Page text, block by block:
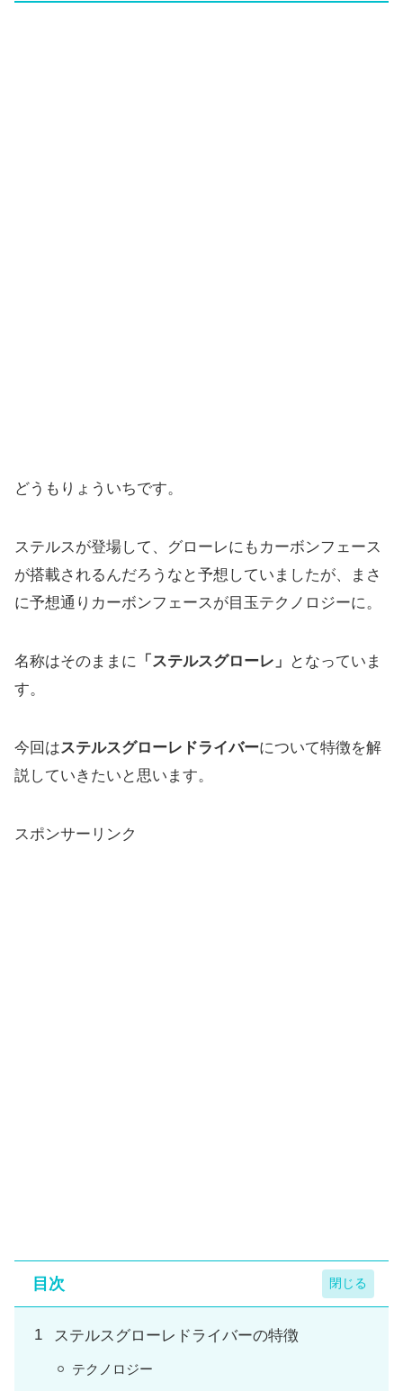
どうもりょういちです。
ステルスが登場して、
グローレにもカーボンフェース
が搭載されるんだろうなと予想していましたが、
まさ
に予想通りカーボンフェースが目玉テクノロジーに。
名称はそのままに 「ステルスグローレ」
となっていま
す。
今回はステルスグローレドライバーについて特徴を解
説していきたいと思います。
スポンサーリンク
目次
ステルスグローレドライバーの特徴
テクノロジー